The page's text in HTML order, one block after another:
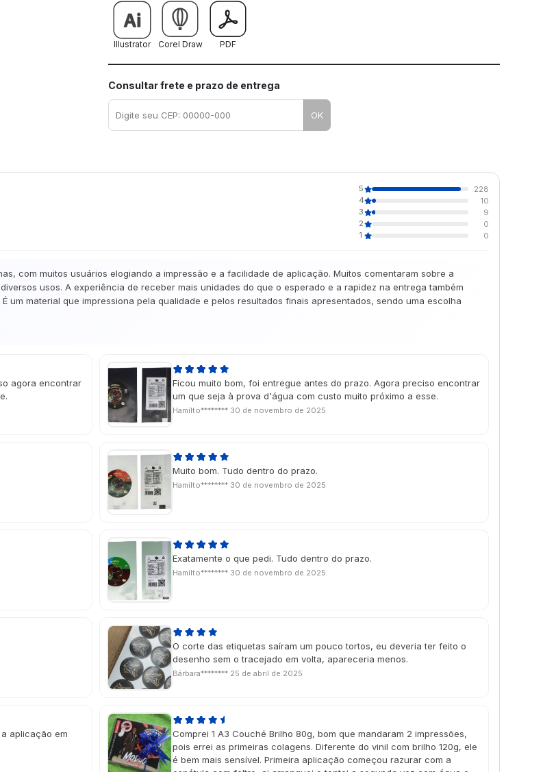
Illustrator Corel Draw PDF
Consultar frete e prazo de entrega
OK
5
228
4
10
3
9
2
0
1
0
com muitos usuários elogiando a impressão e a facilidade de aplicação. Muitos comentaram sobre a
usos. A experiência de receber mais unidades do que o esperado e a rapidez na entrega também
um material que impressiona pela qualidade e pelos resultados finais apresentados, sendo uma escolha
agora encontrar
Ficou muito bom, foi entregue antes do prazo. Agora preciso encontrar
um que seja à prova d'água com custo muito próximo a esse.
Hamilto******** 30 de novembro de 2025
Muito bom. Tudo dentro do prazo.
Hamilto******** 30 de novembro de 2025
Exatamente o que pedi. Tudo dentro do prazo.
Hamilto******** 30 de novembro de 2025
O corte das etiquetas saíram um pouco tortos, eu deveria ter feito o
desenho sem o tracejado em volta, apareceria menos.
Bárbara******** 25 de abril de 2025
aplicação em
Comprei 1 A3 Couché Brilho 80g, bom que mandaram 2 impressões,
pois errei as primeiras colagens. Diferente do vinil com brilho 120g, ele
é bem mais sensível. Primeira aplicação começou razurar com a